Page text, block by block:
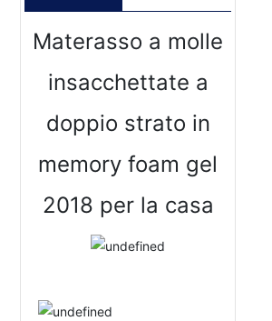
Materasso a molle
insacchettate a
doppio strato in
memory foam gel
2018 per la casa